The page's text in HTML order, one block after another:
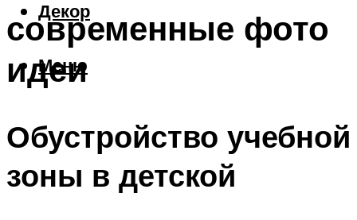
Декор
Меню
современные фото
идеи
Обустройство учебной
зоны в детской